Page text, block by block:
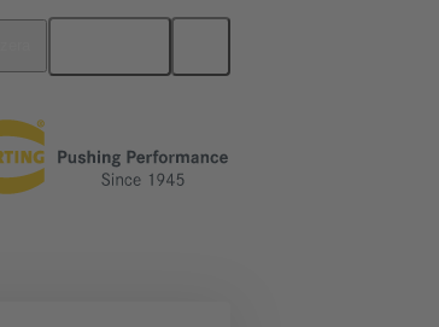
Connettore a morsettiera